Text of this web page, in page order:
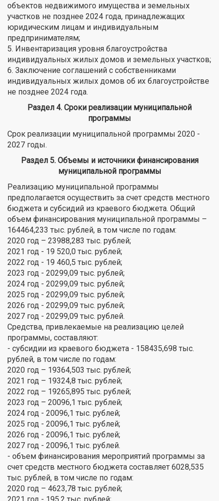
объектов недвижимого имущества и земельных
участков не позднее 2024 года, принадлежащих
юридическим лицам и индивидуальным
предпринимателям;
5. Инвентаризация уровня благоустройства
индивидуальных жилых домов и земельных участков;
6. Заключение соглашений с собственниками
индивидуальных жилых домов об их благоустройстве
не позднее 2024 года.
Раздел 4. Сроки реализации муниципальной
программы
Срок реализации муниципальной программы 2020 -
2027 годы.
Раздел 5. Объемы и источники финансирования
муниципальной программы
Реализацию муниципальной программы
предполагается осуществить за счет средств местного
бюджета и субсидий из краевого бюджета. Общий
объем финансирования муниципальной программы –
164464,233 тыс. рублей, в том числе по годам:
2020 год – 23988,283 тыс. рублей;
2021 год - 19 520,0 тыс. рублей;
2022 год - 19 460,5 тыс. рублей;
2023 год - 20299,09 тыс. рублей;
2024 год - 20299,09 тыс. рублей;
2025 год - 20299,09 тыс. рублей;
2026 год - 20299,09 тыс. рублей;
2027 год - 20299,09 тыс. рублей.
Средства, привлекаемые на реализацию целей
программы, составляют:
- субсидии из краевого бюджета - 158435,698 тыс.
рублей, в том числе по годам:
2020 год – 19364,503 тыс. рублей;
2021 год – 19324,8 тыс. рублей;
2022 год – 19265,895 тыс. рублей;
2023 год – 20096,1 тыс. рублей;
2024 год - 20096,1 тыс. рублей;
2025 год - 20096,1 тыс. рублей;
2026 год - 20096,1 тыс. рублей;
2027 год - 20096,1 тыс. рублей.
- объем финансирования мероприятий программы за
счет средств местного бюджета составляет 6028,535
тыс. рублей, в том числе по годам:
2020 год – 4623,78 тыс. рублей;